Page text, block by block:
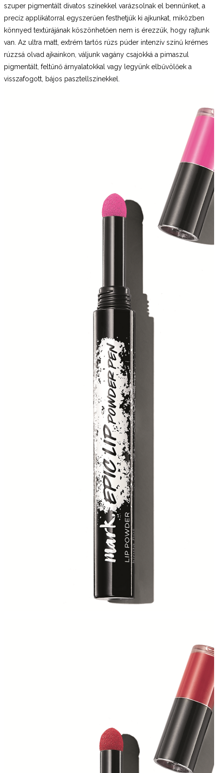
szuper pigmentált divatos színekkel varázsolnak el bennünket, a
precíz applikátorral egyszerűen festhetjük ki ajkunkat, miközben
könnyed textúrájának köszönhetően nem is érezzük, hogy rajtunk
van. Az ultra matt, extrém tartós rúzs púder intenzív színű krémes
rúzzsá olvad ajkainkon, váljunk vagány csajokká a pimaszul
pigmentált, feltűnő árnyalatokkal vagy legyünk elbűvölőek a
visszafogott, bájos pasztellszínekkel.